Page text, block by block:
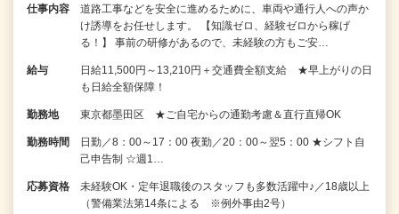
仕事内容
道路工事などを安全に進めるために、車両や通行人への声か
け誘導をお任せします。 【知識ゼロ、経験ゼロから稼げ
る！】 事前の研修があるので、未経験の方もご安…
給与
日給11,500円～13,210円＋交通費全額支給 ★早上がりの日
も日給全額保障！
勤務地 東京都墨田区 ★ご自宅からの通勤考慮＆直行直帰OK
勤務時間
日勤／8：00～17：00 夜勤／20：00～翌5：00 ★シフト自
己申告制 ☆週1…
応募資格
未経験OK・定年退職後のスタッフも多数活躍中♪／18歳以上
（警備業法第14条による ※例外事由2号）